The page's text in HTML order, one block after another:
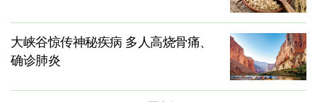
大峡谷惊传神秘疾病 多人高烧骨痛、
确诊肺炎